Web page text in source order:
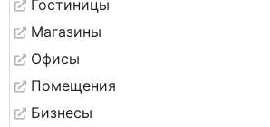
Гостиницы
Магазины
Офисы
Помещения
Бизнесы